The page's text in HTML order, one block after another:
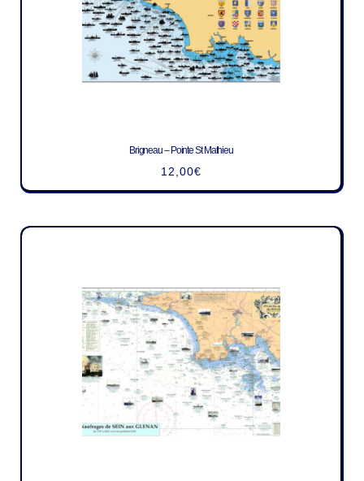
Brigneau – Pointe St Mathieu
12,00€